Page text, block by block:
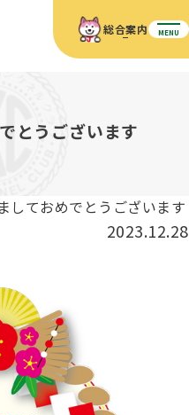
総合案内 MENU
ョー開催のご案内
とうございます
しておめでとうございます
2023.12.28